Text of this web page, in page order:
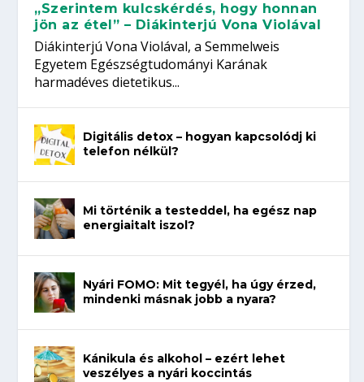
„Szerintem kulcskérdés, hogy honnan
jön az étel” – Diákinterjú Vona Violával
Diákinterjú Vona Violával, a Semmelweis
Egyetem Egészségtudományi Karának
harmadéves dietetikus...
Digitális detox – hogyan kapcsolódj ki
telefon nélkül?
Mi történik a testeddel, ha egész nap
energiaitalt iszol?
Nyári FOMO: Mit tegyél, ha úgy érzed,
mindenki másnak jobb a nyara?
Kánikula és alkohol – ezért lehet
veszélyes a nyári koccintás